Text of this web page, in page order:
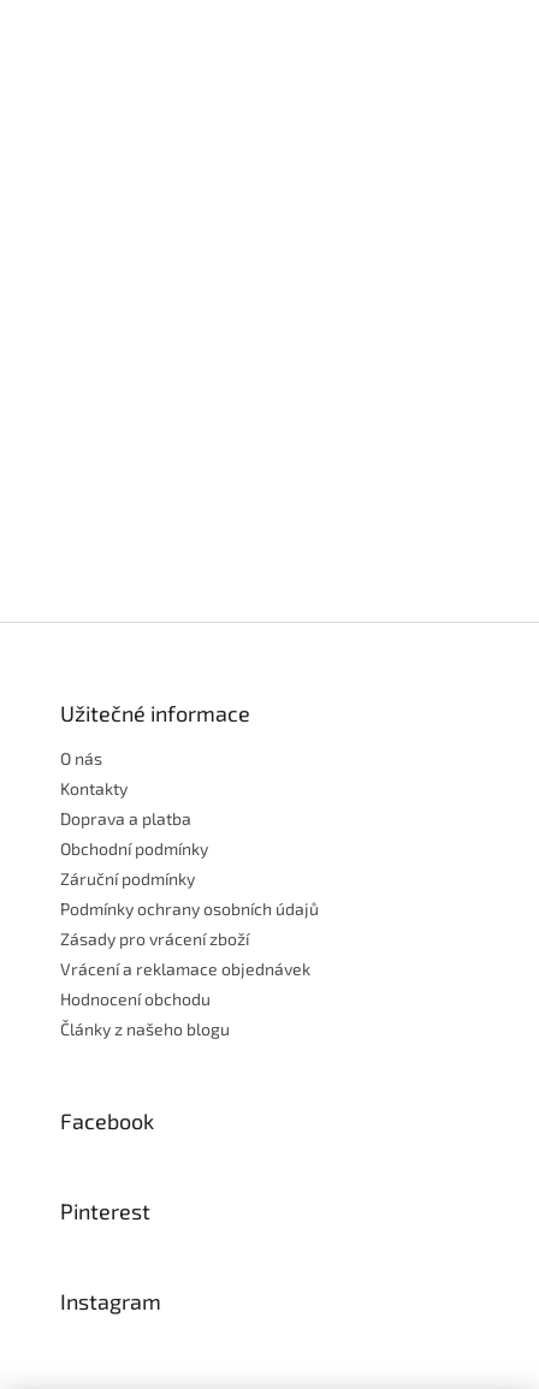
Užitečné informace
O nás
Kontakty
Doprava a platba
Obchodní podmínky
Záruční podmínky
Podmínky ochrany osobních údajů
Zásady pro vrácení zboží
Vrácení a reklamace objednávek
Hodnocení obchodu
Články z našeho blogu
Facebook
Pinterest
Instagram